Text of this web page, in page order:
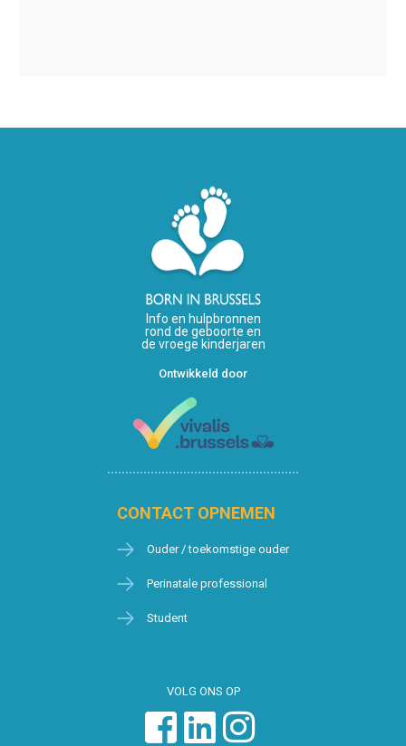
Info en hulpbronnen
rond de geboorte en
de vroege kinderjaren
Ontwikkeld door
CONTACT OPNEMEN
Ouder / toekomstige ouder
Perinatale professional
Student
VOLG ONS OP